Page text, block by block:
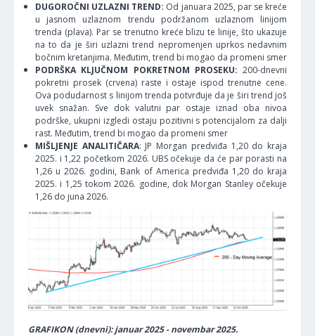
DUGOROČNI UZLAZNI TREND: Od januara 2025, par se kreće
u jasnom uzlaznom trendu podržanom uzlaznom linijom
trenda (plava). Par se trenutno kreće blizu te linije, što ukazuje
na to da je širi uzlazni trend nepromenjen uprkos nedavnim
bočnim kretanjima. Međutim, trend bi mogao da promeni smer
PODRŠKA KLJUČNOM POKRETNOM PROSEKU: 200-dnevni
pokretni prosek (crvena) raste i ostaje ispod trenutne cene.
Ova podudarnost s linijom trenda potvrđuje da je širi trend još
uvek snažan. Sve dok valutni par ostaje iznad oba nivoa
podrške, ukupni izgledi ostaju pozitivni s potencijalom za dalji
rast. Međutim, trend bi mogao da promeni smer
MIŠLJENJE ANALITIČARA: JP Morgan predviđa 1,20 do kraja
2025. i 1,22 početkom 2026. UBS očekuje da će par porasti na
1,26 u 2026. godini, Bank of America predviđa 1,20 do kraja
2025. i 1,25 tokom 2026. godine, dok Morgan Stanley očekuje
1,26 do juna 2026.
GRAFIKON (dnevni): januar 2025 - novembar 2025.